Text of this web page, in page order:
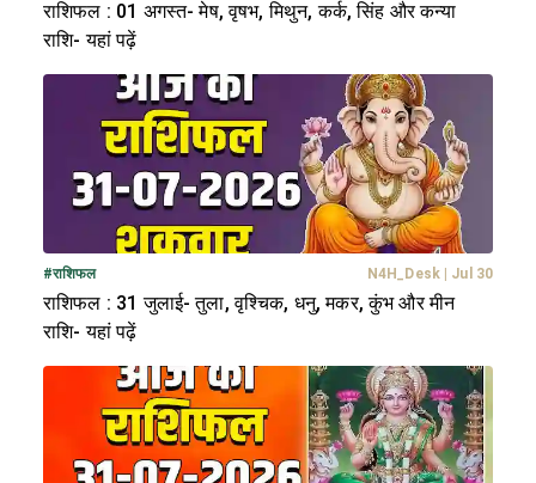
राशिफल : 01 अगस्त- मेष, वृषभ, मिथुन, कर्क, सिंह और कन्या
राशि- यहां पढ़ें
#राशिफल N4H_Desk| Jul 30
राशिफल : 31 जुलाई- तुला, वृश्चिक, धनु, मकर, कुंभ और मीन
राशि- यहां पढ़ें